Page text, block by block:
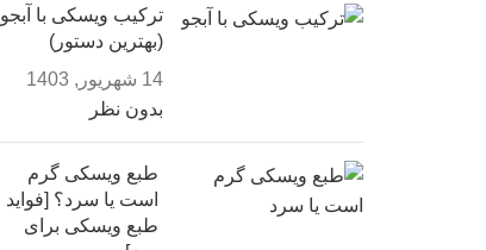
ترکیب ویسکی با آبجو
(بهترین دستور)
14 شهریور, 1403
بدون نظر
طبع ویسکی گرم
است یا سرد؟ [فواید
طبع ویسکی برای